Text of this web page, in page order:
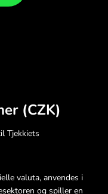
(CZK)
Tjekkiets
valuta, anvendes i
og spiller en